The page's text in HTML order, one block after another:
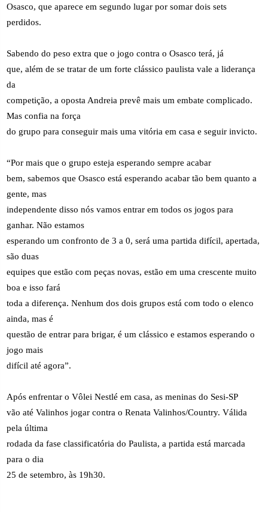
Osasco, que aparece em segundo lugar por somar dois sets
perdidos.
Sabendo do peso extra que o jogo contra o Osasco terá, já
que, além de se tratar de um forte clássico paulista vale a liderança
da
competição, a oposta Andreia prevê mais um embate complicado.
Mas confia na força
do grupo para conseguir mais uma vitória em casa e seguir invicto.
“Por mais que o grupo esteja esperando sempre acabar
bem, sabemos que Osasco está esperando acabar tão bem quanto a
gente, mas
independente disso nós vamos entrar em todos os jogos para
ganhar. Não estamos
esperando um confronto de 3 a 0, será uma partida difícil, apertada,
são duas
equipes que estão com peças novas, estão em uma crescente muito
boa e isso fará
toda a diferença. Nenhum dos dois grupos está com todo o elenco
ainda, mas é
questão de entrar para brigar, é um clássico e estamos esperando o
jogo mais
difícil até agora”.
Após enfrentar o Vôlei Nestlé em casa, as meninas do Sesi-SP
vão até Valinhos jogar contra o Renata Valinhos/Country. Válida
pela última
rodada da fase classificatória do Paulista, a partida está marcada
para o dia
25 de setembro, às 19h30.